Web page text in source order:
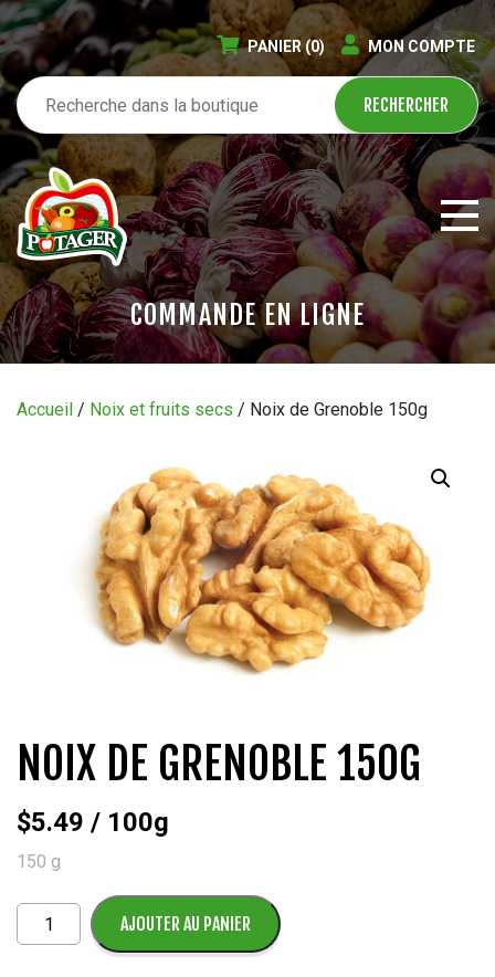
PANIER(0) MON COMPTE
COMMANDE EN LIGNE
QUI SOMMES-NOUS?
CARRIÈRES
CONTACT
Accueil / Noix et fruits secs / Noix de Grenoble 150g
NOIX DE GRENOBLE 150G
$5.49 / 100g
150 g
quantité
de
AJOUTER AU PANIER